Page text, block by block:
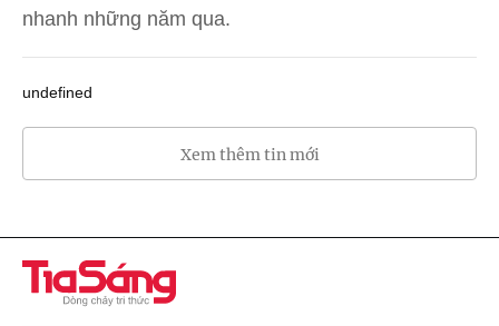
nhanh những năm qua.
undefined
Xem thêm tin mới